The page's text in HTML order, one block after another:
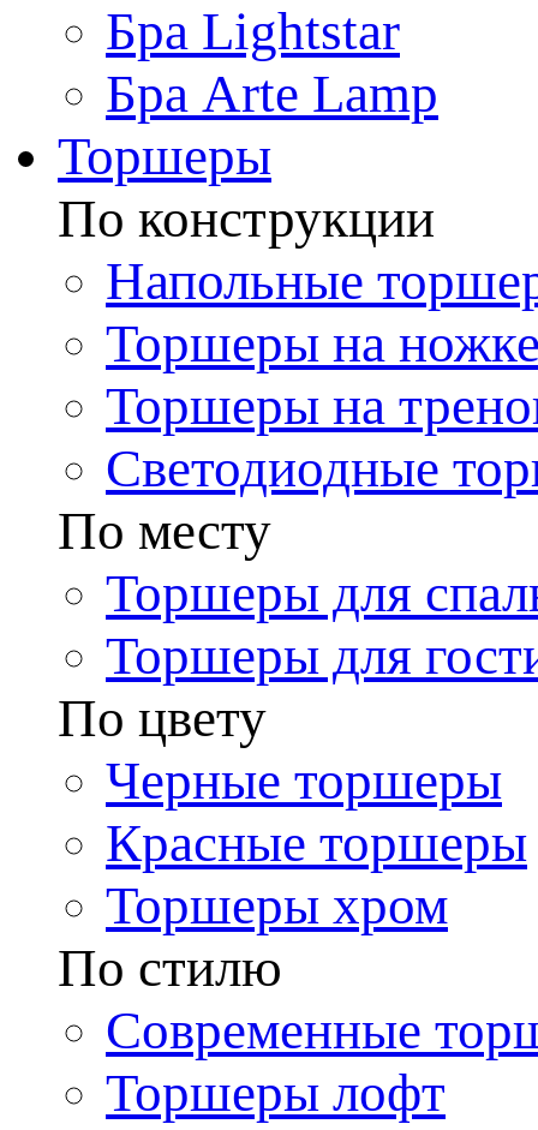
Бра Lightstar
Бра Arte Lamp
Торшеры
По конструкции
Напольные
Торшеры на
Торшеры на
Светодиодные
По месту
Торшеры для
Торшеры для
По цвету
Черные торшеры
Красные торшеры
Торшеры хром
По стилю
Современные
Торшеры лофт